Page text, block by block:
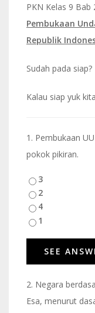
PKN Kelas 9 Bab
Pembukaan
Republik
Sudah pada siap?
Kalau siap yuk
1. Pembukaan
pokok pikiran.
3
2
4
1
2. Negara
Esa, menurut